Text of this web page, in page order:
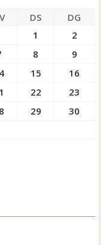
DS
DG
1
2
8
9
15
16
22
23
29
30